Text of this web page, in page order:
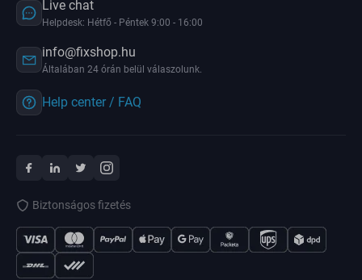
Live chat
Helpdesk: Hétfő - Péntek 9:00 - 16:00
info@fixshop.hu
Általában 24 órán belül válaszolunk.
Help center / FAQ
Biztonságos fizetés